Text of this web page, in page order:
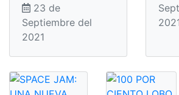
23 de
Septiembre del
2021